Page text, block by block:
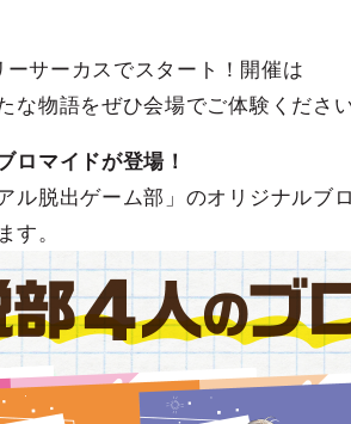
サーカスでスタート！開催は
な物語をぜひ会場でご体験ください
ロマイドが登場！
ル脱出ゲーム部」のオリジナルブ
す。